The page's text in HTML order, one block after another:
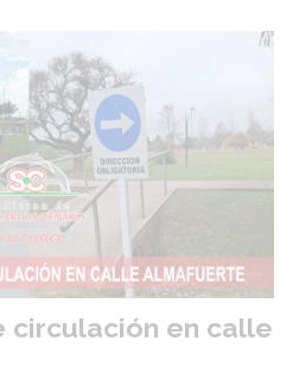
circulación en calle